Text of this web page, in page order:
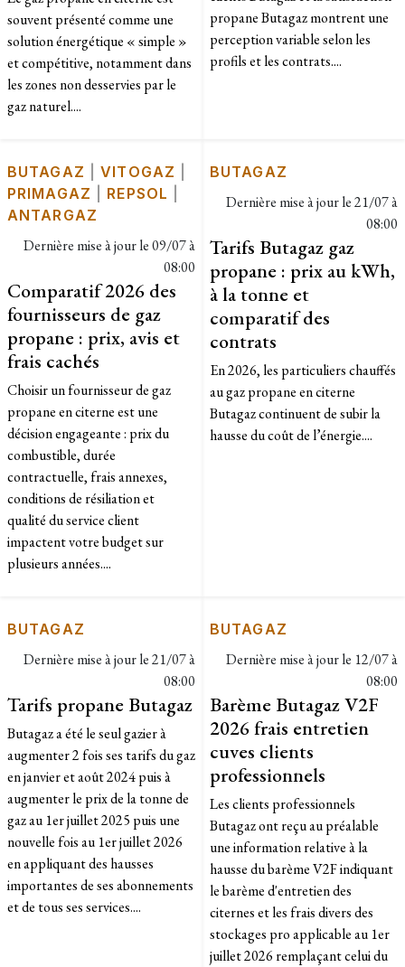
souvent présenté comme une
solution énergétique « simple »
et compétitive, notamment dans
les zones non desservies par le
gaz naturel....
propane Butagaz montrent une
perception variable selon les
profils et les contrats....
BUTAGAZ |VITOGAZ
PRIMAGAZ
REPSOL
ANTARGAZ
Dernière mise à jour le09/07 à
08:00
Comparatif 2026 des
fournisseurs de gaz
propane : prix, avis et
frais cachés
Choisir un fournisseur de gaz
propane en citerne est une
décision engageante : prix du
combustible, durée
contractuelle, frais annexes,
conditions de résiliation et
qualité du service client
impactent votre budget sur
plusieurs années....
BUTAGAZ
Dernière mise à jour le21/07 à
08:00
Tarifs Butagaz gaz
propane : prix au kWh,
à la tonne et
comparatif des
contrats
En 2026, les particuliers chauffés
au gaz propane en citerne
Butagaz continuent de subir la
hausse du coût de l’énergie....
BUTAGAZ
Dernière mise à jour le21/07 à
08:00
Tarifs propane Butagaz
Butagaz a été le seul gazier à
augmenter 2 fois ses tarifs du gaz
en janvier et août 2024 puis à
augmenter le prix de la tonne de
gaz au 1er juillet 2025 puis une
nouvelle fois au 1er juillet 2026
en appliquant des hausses
importantes de ses abonnements
et de tous ses services....
BUTAGAZ
Dernière mise à jour le 12/07 à
08:00
Barème Butagaz V2F
2026 frais entretien
cuves clients
professionnels
Les clients professionnels
Butagaz ont reçu au préalable
une information relative à la
hausse du barème V2F indiquant
le barème d'entretien des
citernes et les frais divers des
stockages pro applicable au 1er
juillet 2026 remplaçant celui du